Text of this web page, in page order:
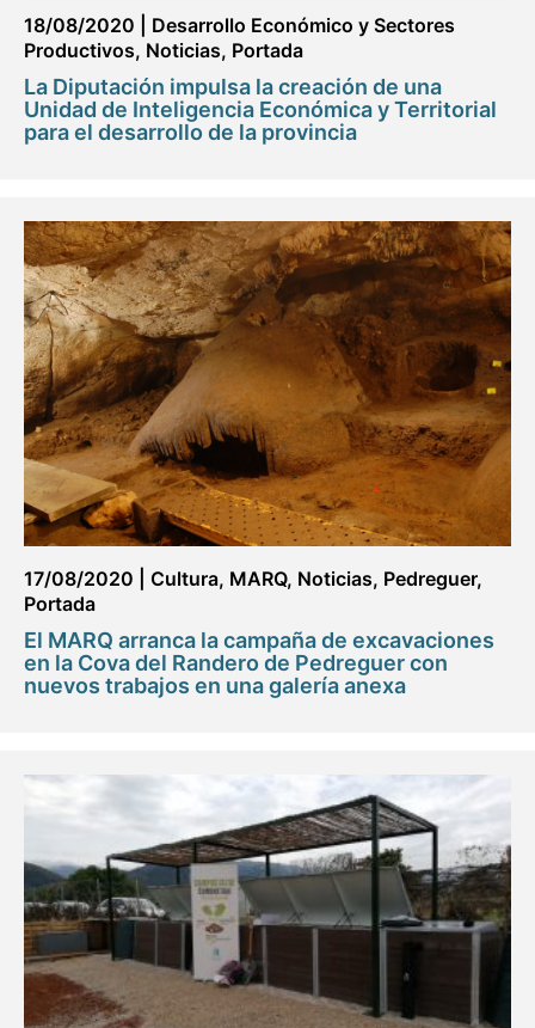
18/08/2020
Desarrollo Económico y Sectores
Productivos, Noticias, Portada
La Diputación impulsa la creación de una
Unidad de Inteligencia Económica y Territorial
para el desarrollo de la provincia
17/08/2020 Cultura, MARQ, Noticias, Pedreguer,
Portada
El MARQ arranca la campaña de excavaciones
en la Cova del Randero de Pedreguer con
nuevos trabajos en una galería anexa